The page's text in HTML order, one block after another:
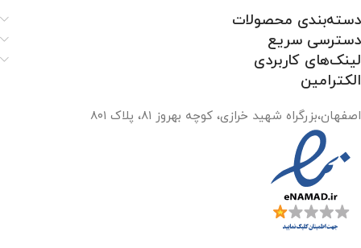
دسته‌بندی محصولات
دسترسی سریع
لینک‌های کاربردی
الکترامین
اصفهان،بزرگراه شهید خرازی، کوچه بهروز ۸۱، پلاک ۸۰۱